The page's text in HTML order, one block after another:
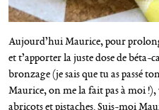
Aujourd’hui Maurice, pour
et t’apporter la juste dose de
bronzage (je sais que tu as passé
Maurice, on me la fait pas à moi
abricots et pistaches. Suis-moi